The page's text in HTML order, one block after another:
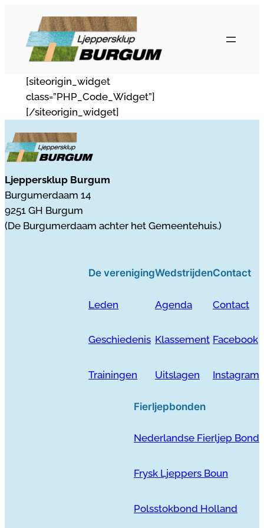
inhoud
[siteorigin_widget
class=”PHP_Code_Widget”]
[/siteorigin_widget]
Ljeppersklup Burgum
Burgumerdaam 14
9251 GH Burgum
(De Burgumerdaam achter het Gemeentehuis.)
De vereniging
Leden
Geschiedenis
Trainingen
Wedstrijden
Agenda
Klassement
Uitslagen
Contact
Contact
Facebook
Instagram
Fierljepbonden
Nederlandse Fierljep Bond
Frysk Ljeppers Boun
Polsstokbond Holland